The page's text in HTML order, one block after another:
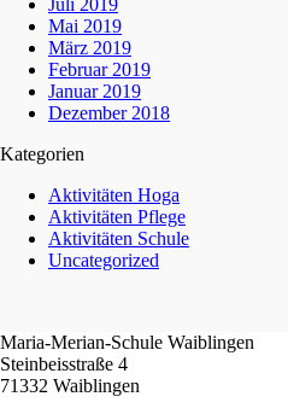
Mai 2019
März 2019
Februar 2019
Januar 2019
Dezember 2018
Kategorien
Aktivitäten Hoga
Aktivitäten Pflege
Aktivitäten Schule
Uncategorized
Maria-Merian-Schule Waiblingen
Steinbeisstraße 4
71332 Waiblingen